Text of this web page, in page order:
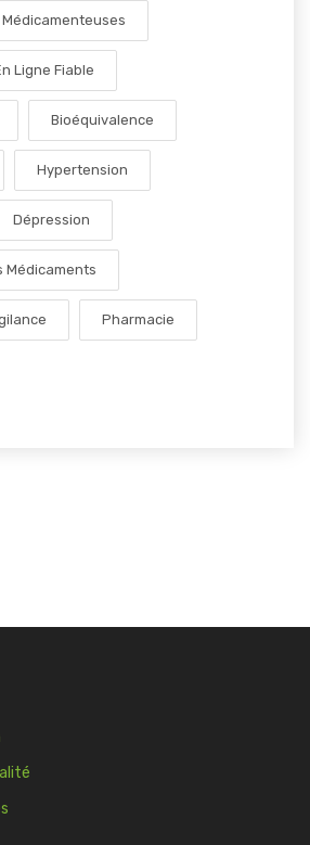
Ligne Fiable
Bioéquivalence
Hypertension
Dépression
Médicaments
Pharmacie